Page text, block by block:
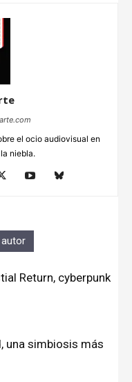
el ocio audiovisual en
niebla.
Return, cyberpunk
una simbiosis más